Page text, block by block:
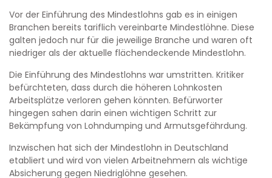
Vor der Einführung des Mindestlohns gab es in einigen
Branchen bereits tariflich vereinbarte Mindestlöhne. Diese
galten jedoch nur für die jeweilige Branche und waren oft
niedriger als der aktuelle flächendeckende Mindestlohn.
Die Einführung des Mindestlohns war umstritten. Kritiker
befürchteten, dass durch die höheren Lohnkosten
Arbeitsplätze verloren gehen könnten. Befürworter
hingegen sahen darin einen wichtigen Schritt zur
Bekämpfung von Lohndumping und Armutsgefährdung.
Inzwischen hat sich der Mindestlohn in Deutschland
etabliert und wird von vielen Arbeitnehmern als wichtige
Absicherung gegen Niedriglöhne gesehen.